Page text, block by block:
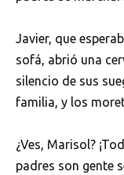
Javier, que
sofá, abrió una
silencio de sus
familia, y los
¿Ves, Marisol?
padres son gente